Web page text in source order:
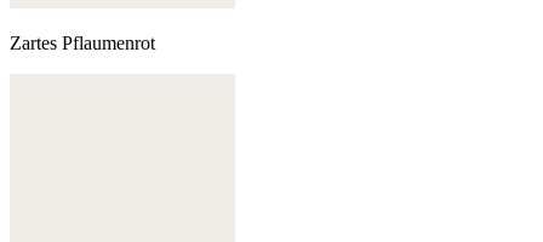
Zartes Pflaumenrot